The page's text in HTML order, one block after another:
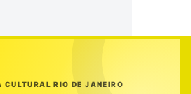
CULTURAL RIO DE JANEIRO